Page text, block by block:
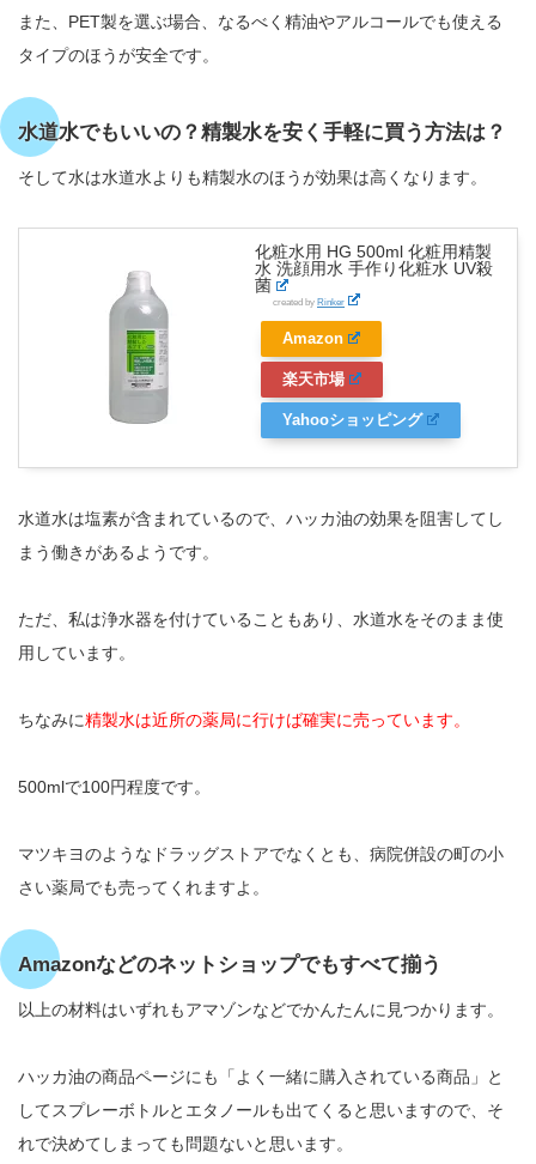
また、PET製を選ぶ場合、なるべく精油やアルコールでも使える
タイプのほうが安全です。
水道水でもいいの？精製水を安く手軽に買う方法は？
そして水は水道水よりも精製水のほうが効果は高くなります。
化粧水用 HG 500ml 化粧用精製
水 洗顔用水 手作り化粧水 UV殺
菌
created by Rinker
Amazon
楽天市場
Yahooショッピング
水道水は塩素が含まれているので、ハッカ油の効果を阻害してし
まう働きがあるようです。
ただ、私は浄水器を付けていることもあり、水道水をそのまま使
用しています。
ちなみに精製水は近所の薬局に行けば確実に売っています。
500mlで100円程度です。
マツキヨのようなドラッグストアでなくとも、病院併設の町の小
さい薬局でも売ってくれますよ。
Amazonなどのネットショップでもすべて揃う
以上の材料はいずれもアマゾンなどでかんたんに見つかります。
ハッカ油の商品ページにも「よく一緒に購入されている商品」と
してスプレーボトルとエタノールも出てくると思いますので、そ
れで決めてしまっても問題ないと思います。